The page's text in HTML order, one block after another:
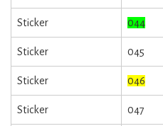
Sticker 044
Sticker 045
Sticker 046
Sticker 047